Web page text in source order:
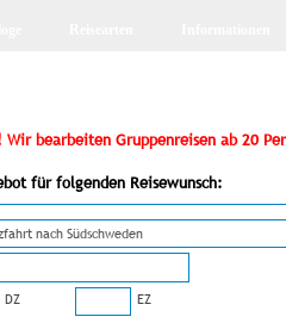
bearbeiten Gruppenreisen ab 20
für folgenden Reisewunsch:
DZ EZ